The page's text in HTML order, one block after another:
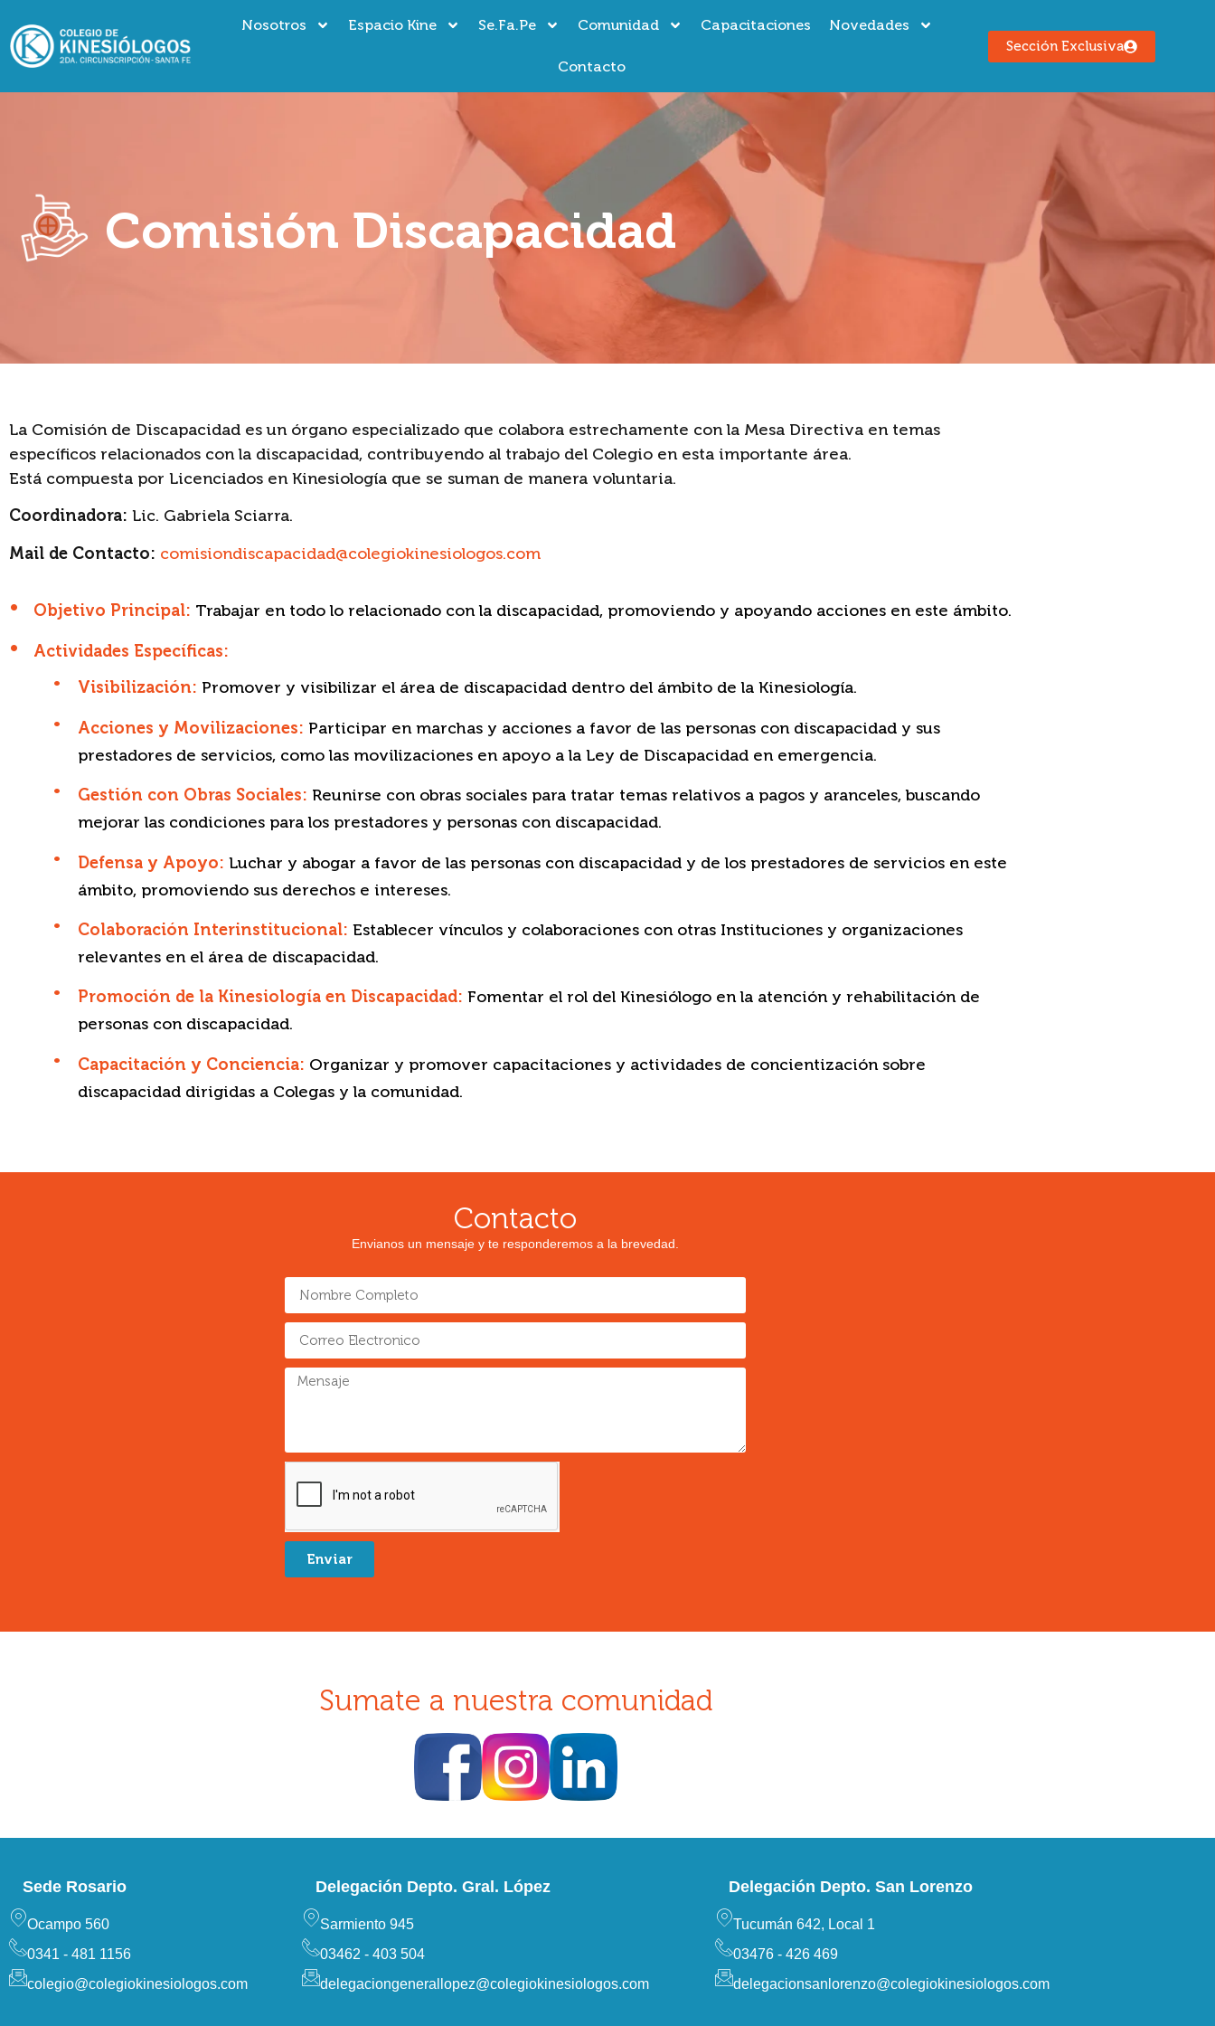
Nosotros Espacio Kine Se.Fa.Pe Comunidad Capacitaciones Novedades
Contacto
Sección Exclusiva
Comisión Discapacidad
La Comisión de Discapacidad es un órgano especializado que colabora estrechamente con la Mesa Directiva en temas
específicos relacionados con la discapacidad, contribuyendo al trabajo del Colegio en esta importante área.
Está compuesta por Licenciados en Kinesiología que se suman de manera voluntaria.
Coordinadora: Lic. Gabriela Sciarra.
Mail de Contacto: comisiondiscapacidad@colegiokinesiologos.com
Objetivo Principal: Trabajar en todo lo relacionado con la discapacidad, promoviendo y apoyando acciones en este ámbito.
Actividades Específicas:
Visibilización: Promover y visibilizar el área de discapacidad dentro del ámbito de la Kinesiología.
Acciones y Movilizaciones: Participar en marchas y acciones a favor de las personas con discapacidad y sus
prestadores de servicios, como las movilizaciones en apoyo a la Ley de Discapacidad en emergencia.
Gestión con Obras Sociales: Reunirse con obras sociales para tratar temas relativos a pagos y aranceles, buscando
mejorar las condiciones para los prestadores y personas con discapacidad.
Defensa y Apoyo: Luchar y abogar a favor de las personas con discapacidad y de los prestadores de servicios en este
ámbito, promoviendo sus derechos e intereses.
Colaboración Interinstitucional: Establecer vínculos y colaboraciones con otras Instituciones y organizaciones
relevantes en el área de discapacidad.
Promoción de la Kinesiología en Discapacidad: Fomentar el rol del Kinesiólogo en la atención y rehabilitación de
personas con discapacidad.
Capacitación y Conciencia: Organizar y promover capacitaciones y actividades de concientización sobre
discapacidad dirigidas a Colegas y la comunidad.
Contacto
Envianos un mensaje y te responderemos a la brevedad.
Enviar
Sumate a nuestra comunidad
Sede Rosario
Ocampo 560
0341 - 481 1156
colegio@colegiokinesiologos.com
Delegación Depto. Gral. López
Sarmiento 945
03462 - 403 504
delegaciongenerallopez@colegiokinesiologos.com
Delegación Depto. San Lorenzo
Tucumán 642, Local 1
03476 - 426 469
delegacionsanlorenzo@colegiokinesiologos.com